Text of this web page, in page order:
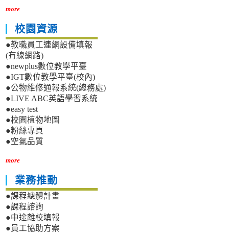
more
校園資源
●教職員工連網設備填報
(有線網路)
●newplus數位教學平臺
●IGT數位教學平臺(校內)
●公物維修通報系統(總務處)
●LIVE ABC英語學習系統
●easy test
●校園植物地圖
●粉絲專頁
●空氣品質
more
業務推動
●課程總體計畫
●課程諮詢
●中途離校填報
●員工協助方案